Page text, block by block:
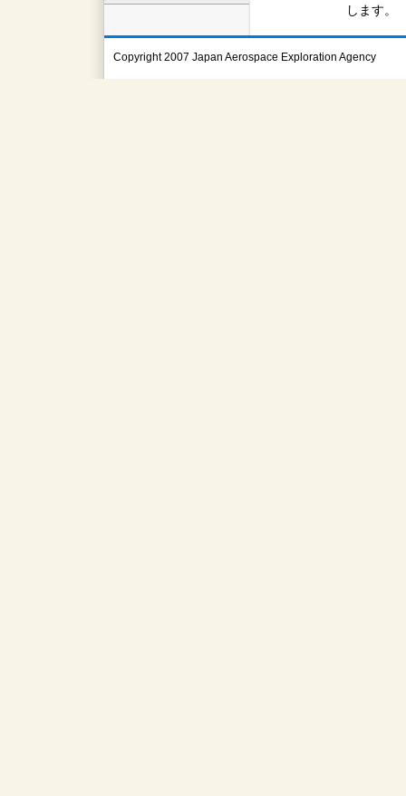
します。
Copyright 2007 Japan Aerospace Exploration Agency